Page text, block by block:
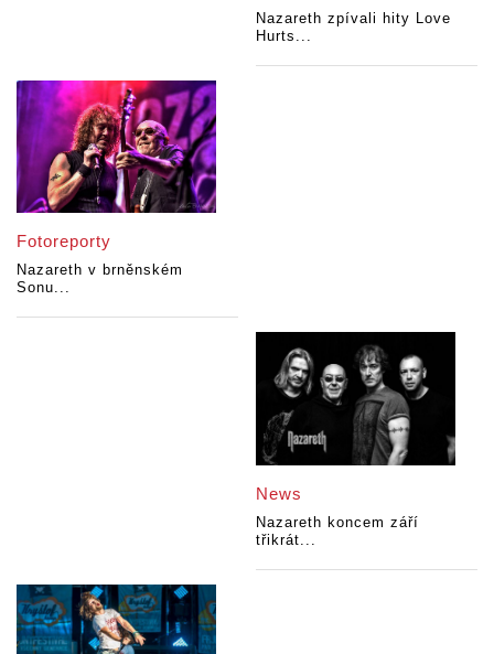
Nazareth zpívali hity Love
Hurts...
Fotoreporty
Nazareth v brněnském
Sonu...
News
Nazareth koncem září
třikrát...